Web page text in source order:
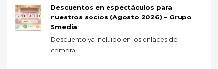
Descuentos en espectáculos para
nuestros socios (Agosto 2026) – Grupo
Smedia
Descuento ya incluido en los enlaces de
compra ...